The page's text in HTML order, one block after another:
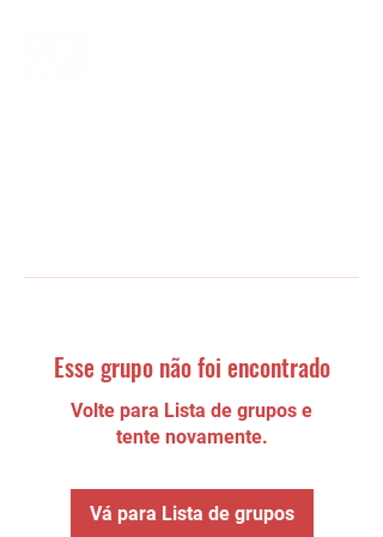
Esse grupo não foi encontrado
Volte para Lista de grupos e
tente novamente.
Vá para Lista de grupos